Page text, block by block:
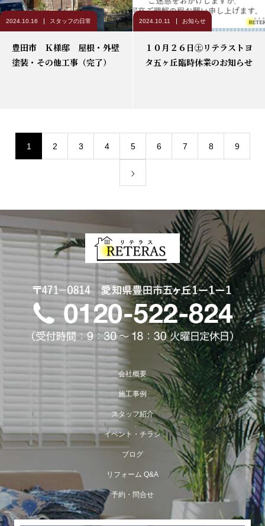
2024.10.16 スタッフの日常
豊田市 Ｋ様邸 屋根・外壁
塗装・その他工事（完了）
2024.10.11 お知らせ
１０月２６日㊏リテラストヨ
タ五ヶ丘臨時休業のお知らせ
1 2 3 4 5 6 7 8 9
会社概要
施工事例
スタッフ紹介
イベント・チラシ
ブログ
リフォーム Q&A
予約・問合せ